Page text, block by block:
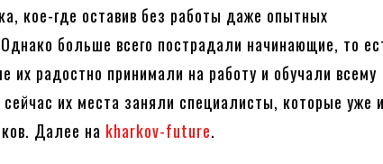
кое-где оставив без работы даже опытных
больше всего пострадали начинающие, то
их радостно принимали на работу и обучали всему
их места заняли специалисты, которые уже
Далее на kharkov-future.